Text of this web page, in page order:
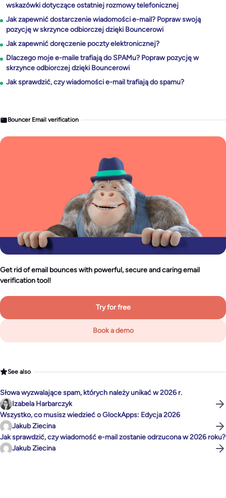
wskazówki dotyczące ostatniej rozmowy telefonicznej
Jak zapewnić dostarczenie wiadomości e-mail? Popraw swoją
pozycję w skrzynce odbiorczej dzięki Bouncerowi
Jak zapewnić doręczenie poczty elektronicznej?
Dlaczego moje e-maile trafiają do SPAMu? Popraw pozycję w
skrzynce odbiorczej dzięki Bouncerowi
Jak sprawdzić, czy wiadomości e-mail trafiają do spamu?
Bouncer Email verification
Get rid of email bounces with powerful, secure and caring email
verification tool!
Try for free
Book a demo
See also
Słowa wyzwalające spam, których należy unikać w 2026 r.
Izabela Harbarczyk
Wszystko, co musisz wiedzieć o GlockApps: Edycja 2026
Jakub Ziecina
Jak sprawdzić, czy wiadomość e-mail zostanie odrzucona w 2026 roku?
Jakub Ziecina